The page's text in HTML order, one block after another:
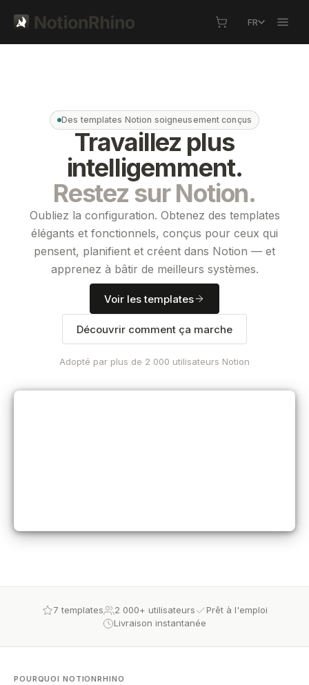
FR
Des templates Notion soigneusement conçus
Travaillez plus
intelligemment.
Restez sur Notion.
Oubliez la configuration. Obtenez des templates
élégants et fonctionnels, conçus pour ceux qui
pensent, planifient et créent dans Notion — et
apprenez à bâtir de meilleurs systèmes.
Voir les templates
Découvrir comment ça marche
Adopté par plus de 2 000 utilisateurs Notion
7 templates 2 000+ utilisateurs
Prêt à l'emploi
Livraison instantanée
POURQUOI NOTIONRHINO